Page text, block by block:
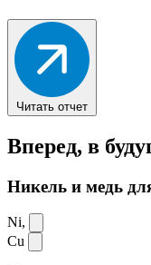
Читать отчет
Вперед, в
Никель и медь
Ni,
Cu